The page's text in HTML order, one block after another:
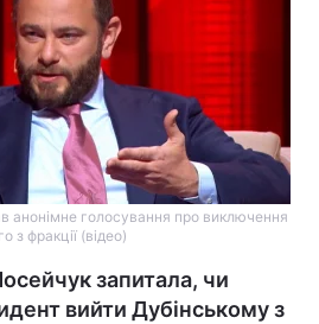
анонімне голосування про виключення
з фракції (відео)
запитала, чи
вийти Дубінському з